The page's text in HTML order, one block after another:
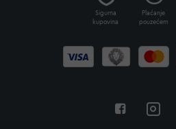
Sigurna
kupovina
Plaćanje
pouzećem